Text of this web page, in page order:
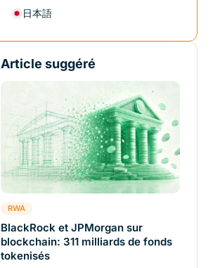
日本語
Article suggéré
RWA
BlackRock et JPMorgan sur
blockchain: 311 milliards de fonds
tokenisés